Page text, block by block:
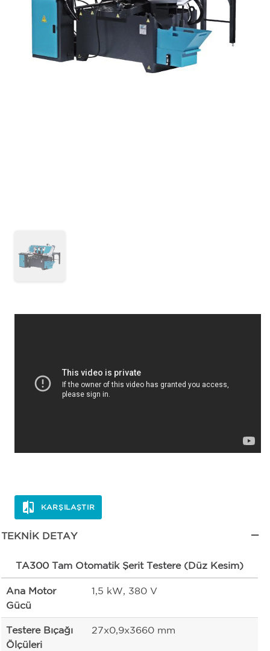
KARŞILAŞTIR
TEKNIK DETAY
TA300 Tam Otomatik Şerit Testere (Düz Kesim)
Ana Motor
Gücü
1,5 kW, 380 V
Testere Bıçağı
Ölçüleri
27x0,9x3660 mm